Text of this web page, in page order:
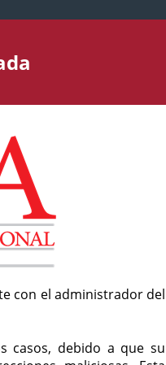
con el administrador del
casos, debido a que su